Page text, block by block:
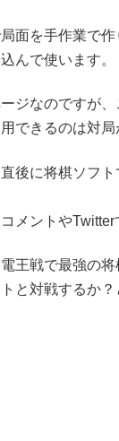
面を手作業で
んで使います。
ジなのですが
できるのは対
後に将棋ソフ
メントやTwitter
王戦で最強の
と対戦するか